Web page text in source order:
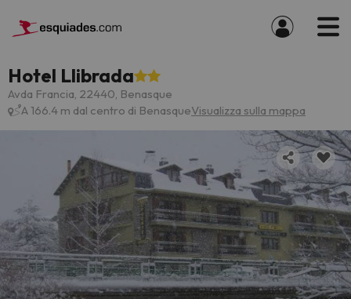
Hotel Llibrada
Avda Francia, 22440, Benasque
A 166.4 m dal centro di BenasqueVisualizza sulla mappa